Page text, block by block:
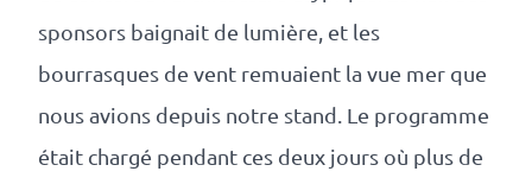
coopérative
On
recrute
sponsors baignait de lumière, et les
bourrasques de vent remuaient la vue mer que
nous avions depuis notre stand. Le programme
était chargé pendant ces deux jours où plus de